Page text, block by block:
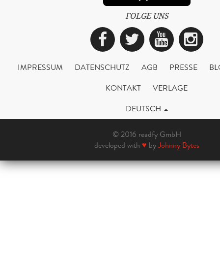
FOLGE UNS
Facebook
Twitter
IMPRESSUM DATENSCHUTZ AGB PRESSE
KONTAKT
VERLAGE
DEUTSCH
© 2016 readfy GmbH
developed with ♥ byJohnny Bytes